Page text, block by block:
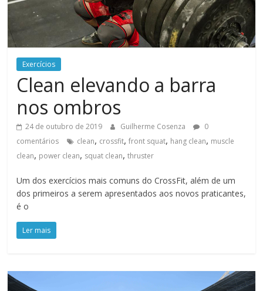
Exercícios
Clean elevando a barra
nos ombros
24 de outubro de 2019 Guilherme Cosenza
0
comentários
clean, crossfit,front squat, hang clean, muscle
clean, power clean, squat clean,thruster
Um dos exercícios mais comuns do CrossFit, além de um
dos primeiros a serem apresentados aos novos praticantes,
é o
Ler mais